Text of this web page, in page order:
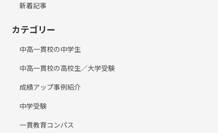
新着記事
カテゴリー
中高一貫校の中学生
中高一貫校の高校生／大学受験
成績アップ事例紹介
中学受験
一貫教育コンパス